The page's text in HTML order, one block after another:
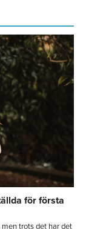
för första
trots det har det